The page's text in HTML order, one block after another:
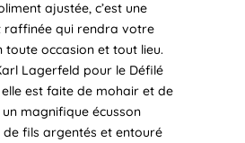
ajustée, c’est une
raffinée qui rendra votre
toute occasion et tout lieu.
Lagerfeld pour le Défilé
elle est faite de mohair et de
magnifique écusson
de fils argentés et entouré